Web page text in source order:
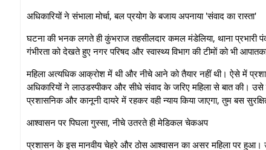
​अधिकारियों ने संभाला मोर्चा, बल प्रयोग के बजाय अपनाया 'संवाद का रास्ता'
​घटना की भनक लगते ही कुंभराज तहसीलदार कमल मंडेलिया, थाना प्रभारी
गंभीरता को देखते हुए नगर परिषद और स्वास्थ्य विभाग की टीमों को भी
​महिला अत्यधिक आक्रोश में थी और नीचे आने को तैयार नहीं थी। ऐसे में
अधिकारियों ने लाउडस्पीकर और सीधे संवाद के जरिए महिला से बात की। उसे
प्रशासनिक और कानूनी दायरे में रहकर वही न्याय किया जाएगा, तुम बस
​आश्वासन पर पिघला गुस्सा, नीचे उतरते ही मेडिकल चेकअप
​प्रशासन के इस मानवीय चेहरे और ठोस आश्वासन का असर महिला पर हुआ।